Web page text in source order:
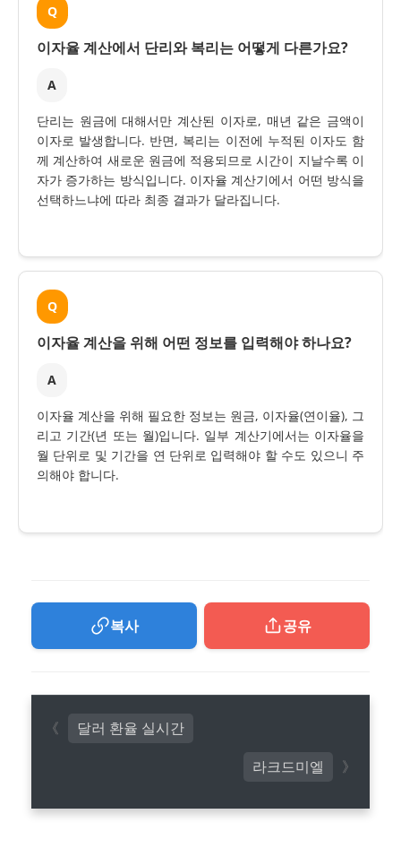
Q
이자율 계산에서 단리와 복리는 어떻게 다른가요?
A
단리는 원금에 대해서만 계산된 이자로, 매년 같은 금액이
이자로 발생합니다. 반면, 복리는 이전에 누적된 이자도 함
께 계산하여 새로운 원금에 적용되므로 시간이 지날수록 이
자가 증가하는 방식입니다. 이자율 계산기에서 어떤 방식을
선택하느냐에 따라 최종 결과가 달라집니다.
Q
이자율 계산을 위해 어떤 정보를 입력해야 하나요?
A
이자율 계산을 위해 필요한 정보는 원금, 이자율(연이율), 그
리고 기간(년 또는 월)입니다. 일부 계산기에서는 이자율을
월 단위로 및 기간을 연 단위로 입력해야 할 수도 있으니 주
의해야 합니다.
복사 공유
라크드미엘
달러 환율 실시간